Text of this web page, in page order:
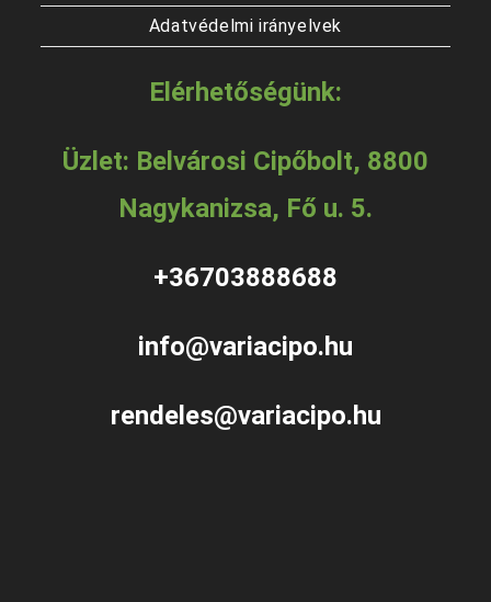
Adatvédelmi irányelvek
Elérhetőségünk:
Üzlet: Belvárosi Cipőbolt, 8800
Nagykanizsa, Fő u. 5.
+36703888688
info@variacipo.hu
rendeles@variacipo.hu